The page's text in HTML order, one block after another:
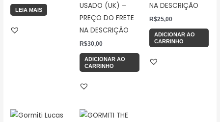
LEIA MAIS
USADO (UK) –
PREÇO DO FRETE
NA DESCRIÇÃO
R$30,00
ADICIONAR AO
CARRINHO
NA DESCRIÇÃO
R$25,00
ADICIONAR AO
CARRINHO